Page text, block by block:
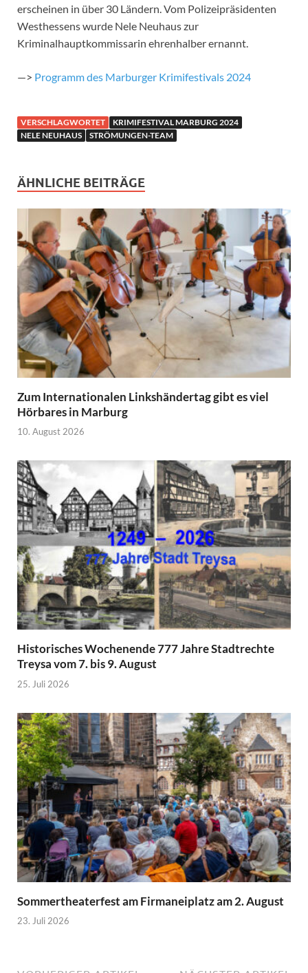
erscheinen in über 30 Ländern. Vom Polizeipräsidenten
Westhessens wurde Nele Neuhaus zur
Kriminalhauptkommissarin ehrenhalber ernannt.
—> Programm des Marburger Krimifestivals 2024
VERSCHLAGWORTET
KRIMIFESTIVAL MARBURG 2024
NELE NEUHAUS
STRÖMUNGEN-TEAM
ÄHNLICHE BEITRÄGE
Zum Internationalen Linkshändertag gibt es viel
Hörbares in Marburg
10. August 2026
Historisches Wochenende 777 Jahre Stadtrechte
Treysa vom 7. bis 9. August
25. Juli 2026
Sommertheaterfest am Firmaneiplatz am 2. August
23. Juli 2026